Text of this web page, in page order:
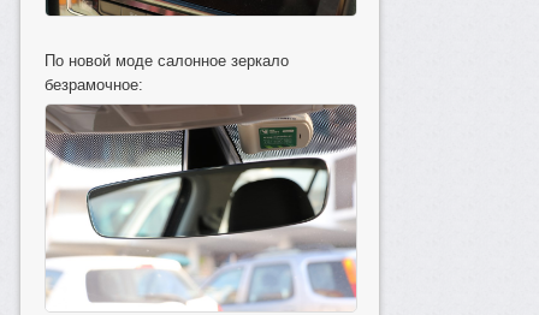
По новой моде салонное зеркало
безрамочное: